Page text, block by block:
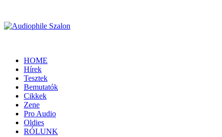
HOME
Hírek
Tesztek
Bemutatók
Cikkek
Zene
Pro Audio
Oldies
RÓLUNK